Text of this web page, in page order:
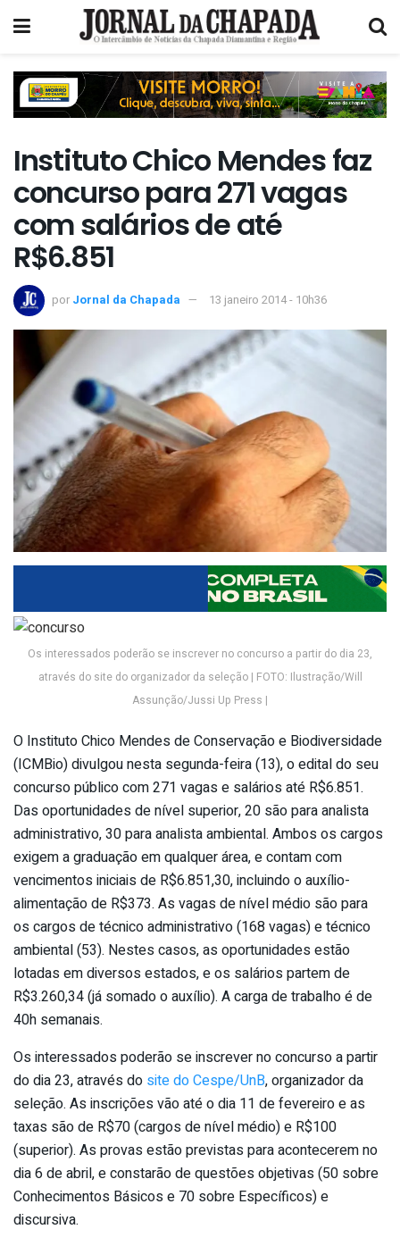
Instituto Chico Mendes faz
concurso para 271 vagas
com salários de até
R$6.851
por Jornal da Chapada 13 janeiro 2014 - 10h36
Os interessados poderão se inscrever no concurso a partir do dia 23,
através do site do organizador da seleção | FOTO: Ilustração/Will
Assunção/Jussi Up Press |
O Instituto Chico Mendes de Conservação e Biodiversidade
(ICMBio) divulgou nesta segunda-feira (13), o edital do seu
concurso público com 271 vagas e salários até R$6.851.
Das oportunidades de nível superior, 20 são para analista
administrativo, 30 para analista ambiental. Ambos os cargos
exigem a graduação em qualquer área, e contam com
vencimentos iniciais de R$6.851,30, incluindo o auxílio-
alimentação de R$373. As vagas de nível médio são para
os cargos de técnico administrativo (168 vagas) e técnico
ambiental (53). Nestes casos, as oportunidades estão
lotadas em diversos estados, e os salários partem de
R$3.260,34 (já somado o auxílio). A carga de trabalho é de
40h semanais.
Os interessados poderão se inscrever no concurso a partir
do dia 23, através do site do Cespe/UnB, organizador da
seleção. As inscrições vão até o dia 11 de fevereiro e as
taxas são de R$70 (cargos de nível médio) e R$100
(superior). As provas estão previstas para acontecerem no
dia 6 de abril, e constarão de questões objetivas (50 sobre
Conhecimentos Básicos e 70 sobre Específicos) e
discursiva.